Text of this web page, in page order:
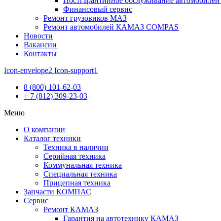
Финансовый сервис
Ремонт грузовиков МАЗ
Ремонт автомобилей КАМАЗ COMPAS
Новости
Вакансии
Контакты
Icon-envelope2 Icon-support1
8 (800) 101-62-03
+ 7 (812) 309-23-03
Меню
О компании
Каталог техники
Техника в наличии
Серийная техника
Коммунальная техника
Специальная техника
Прицепная техника
Запчасти КОМПАС
Сервис
Ремонт КАМАЗ
Гарантия на автотехнику КАМАЗ